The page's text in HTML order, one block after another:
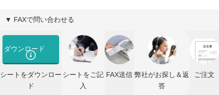
▼ FAXで問い合わせる
ダウンロード
シートをダウンロー
ド
シートをご記
入
FAX送信 弊社がお探し＆返
答
ご注文